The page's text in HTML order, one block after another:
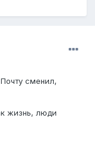
сменил,
жизнь, люди